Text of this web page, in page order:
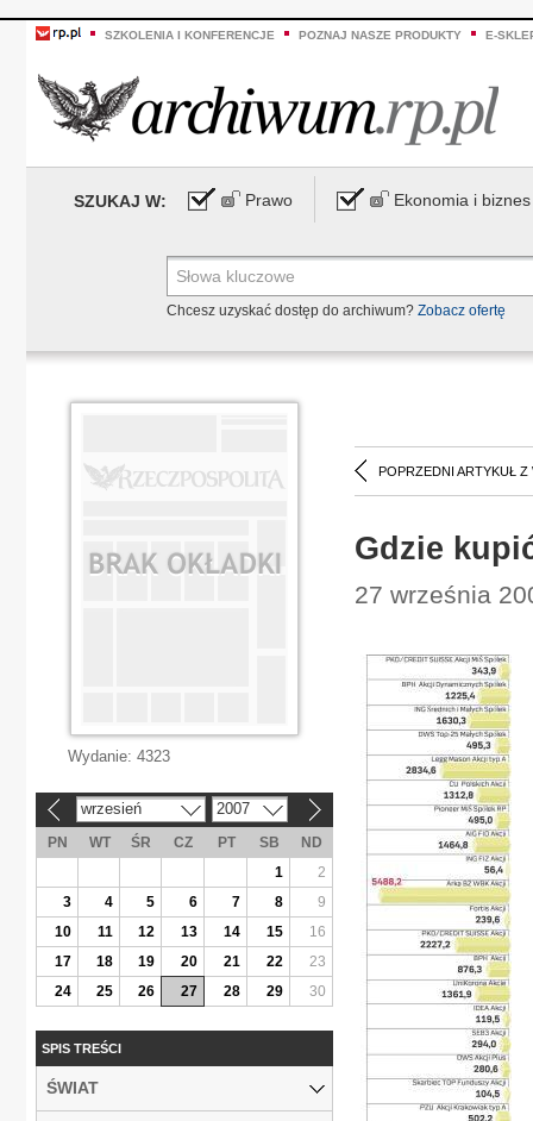
SZKOLENIA I KONFERENCJE POZNAJ NASZE PRODUKTY E-
SZUKAJ W: Prawo Ekonomia i biznes
Chcesz uzyskać dostęp do archiwum? Zobacz ofertę
POPRZEDNI ARTYKUŁ Z
Gdzie
27 września
Wydanie: 4323
wrzesień 2007
PN WT ŚR CZ PT SB
ND
1
2
3
4 5 6 7 8
9
10
11 12 13 14 15
16
17
18 19 20 21 22
23
24
25 26 27 28 29 30
SPIS TREŚCI
ŚWIAT